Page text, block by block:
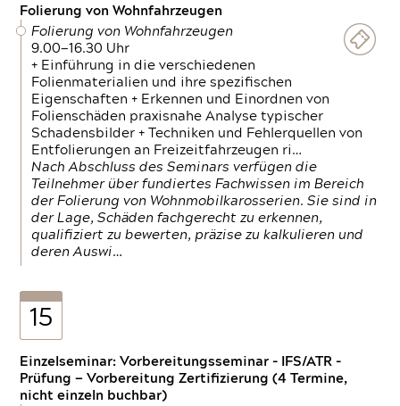
Folierung von Wohnfahrzeugen
Folierung von Wohnfahrzeugen
9.00—16.30 Uhr
+ Einführung in die verschiedenen
Folienmaterialien und ihre spezifischen
Eigenschaften + Erkennen und Einordnen von
Folienschäden praxisnahe Analyse typischer
Schadensbilder + Techniken und Fehlerquellen von
Entfolierungen an Freizeitfahrzeugen ri…
Nach Abschluss des Seminars verfügen die
Teilnehmer über fundiertes Fachwissen im Bereich
der Folierung von Wohnmobilkarosserien. Sie sind in
der Lage, Schäden fachgerecht zu erkennen,
qualifiziert zu bewerten, präzise zu kalkulieren und
deren Auswi…
15
Einzelseminar: Vorbereitungsseminar - IFS/ATR -
Prüfung — Vorbereitung Zertifizierung (4 Termine,
nicht einzeln buchbar)